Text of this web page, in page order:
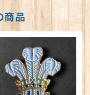
商品